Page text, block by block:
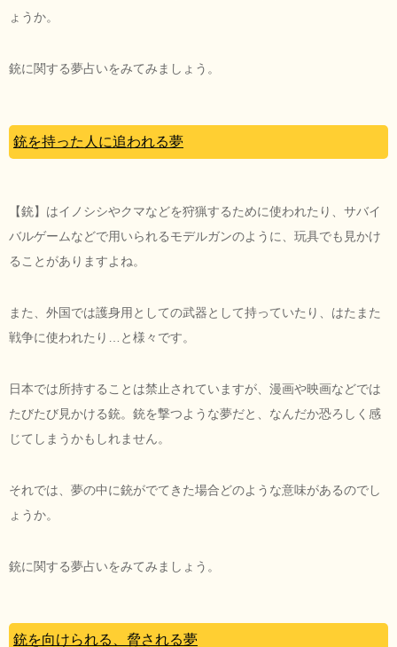
ょうか。
銃に関する夢占いをみてみましょう。
銃を持った人に追われる夢
【銃】はイノシシやクマなどを狩猟するために使われたり、サバイ
バルゲームなどで用いられるモデルガンのように、玩具でも見かけ
ることがありますよね。
また、外国では護身用としての武器として持っていたり、はたまた
戦争に使われたり…と様々です。
日本では所持することは禁止されていますが、漫画や映画などでは
たびたび見かける銃。銃を撃つような夢だと、なんだか恐ろしく感
じてしまうかもしれません。
それでは、夢の中に銃がでてきた場合どのような意味があるのでし
ょうか。
銃に関する夢占いをみてみましょう。
銃を向けられる、脅される夢